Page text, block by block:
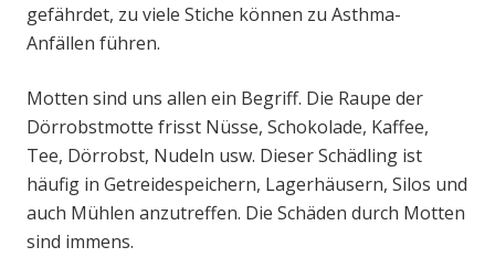
gefährdet, zu viele Stiche können zu Asthma-
Anfällen führen.
Motten sind uns allen ein Begriff. Die Raupe der
Dörrobstmotte frisst Nüsse, Schokolade, Kaffee,
Tee, Dörrobst, Nudeln usw. Dieser Schädling ist
häufig in Getreidespeichern, Lagerhäusern, Silos und
auch Mühlen anzutreffen. Die Schäden durch Motten
sind immens.